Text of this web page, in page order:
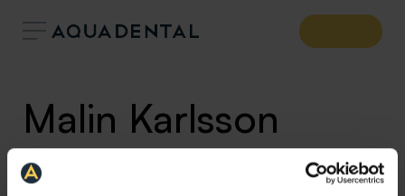
Malin Karlsson
Tandsköterska
Klinik: